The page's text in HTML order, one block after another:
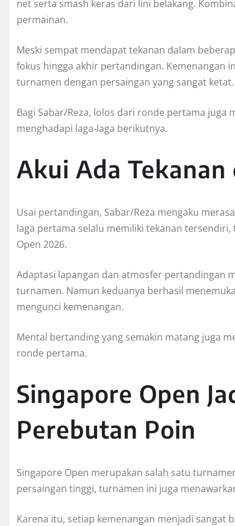
net serta smash keras dari lini belakang.
permainan.
Meski sempat mendapat tekanan dalam
fokus hingga akhir pertandingan. Kemenangan
turnamen dengan persaingan yang sangat ketat.
Bagi Sabar/Reza, lolos dari ronde pertama
menghadapi laga-laga berikutnya.
Akui Ada Tekanan
Usai pertandingan, Sabar/Reza mengaku
laga pertama selalu memiliki tekanan
Open 2026.
Adaptasi lapangan dan atmosfer pertandingan
turnamen. Namun keduanya berhasil
mengunci kemenangan.
Mental bertanding yang semakin matang juga
ronde pertama.
Singapore Open
Perebutan Poin
Singapore Open merupakan salah satu
persaingan tinggi, turnamen ini juga
Karena itu, setiap kemenangan menjadi sangat